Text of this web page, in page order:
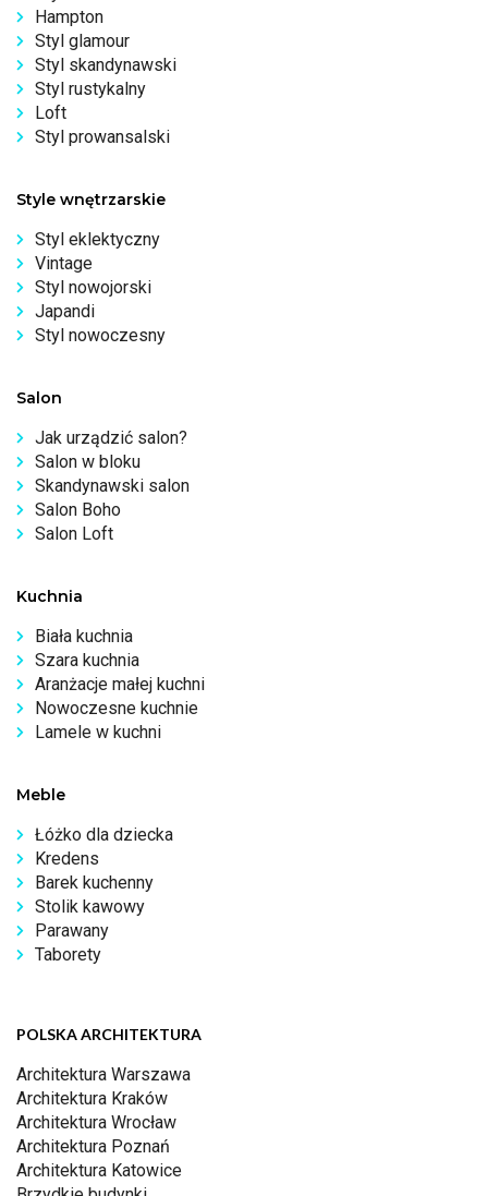
Hampton
Styl glamour
Styl skandynawski
Styl rustykalny
Loft
Styl prowansalski
Style wnętrzarskie
Styl eklektyczny
Vintage
Styl nowojorski
Japandi
Styl nowoczesny
Salon
Jak urządzić salon?
Salon w bloku
Skandynawski salon
Salon Boho
Salon Loft
Kuchnia
Biała kuchnia
Szara kuchnia
Aranżacje małej kuchni
Nowoczesne kuchnie
Lamele w kuchni
Meble
Łóżko dla dziecka
Kredens
Barek kuchenny
Stolik kawowy
Parawany
Taborety
POLSKA ARCHITEKTURA
Architektura Warszawa
Architektura Kraków
Architektura Wrocław
Architektura Poznań
Architektura Katowice